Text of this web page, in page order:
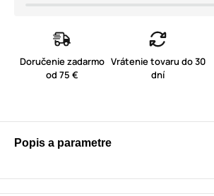
Doručenie zadarmo
od 75 €
Vrátenie tovaru do 30
dní
Popis a parametre